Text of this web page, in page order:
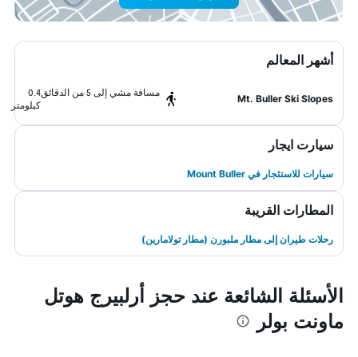
أشهر المعالم
Mt. Buller Ski Slopes
مسافة مشي إلى 5 من الدقائق
0.4
كيلومتر
سيارت ايجار
سيارات للاستئجار في Mount Buller
المطارات القريبة
رحلات طيران إلى مطار ملبورن (مطار تولامارين)
الأسئلة الشائعة عند حجز أرلبيرج هوتل
ماونت بولر